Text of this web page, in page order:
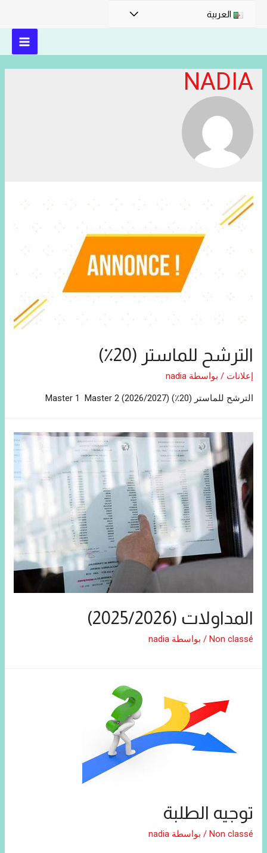
العربية القائمة
NADIA
الترشح للماستر (20٪)
إعلانات / بواسطة nadia
الترشح للماستر (20٪) (2026/2027) Master 1 Master 2
المداولات (2025/2026)
Non classé / بواسطة nadia
توجيه الطلبة
Non classé / بواسطة nadia